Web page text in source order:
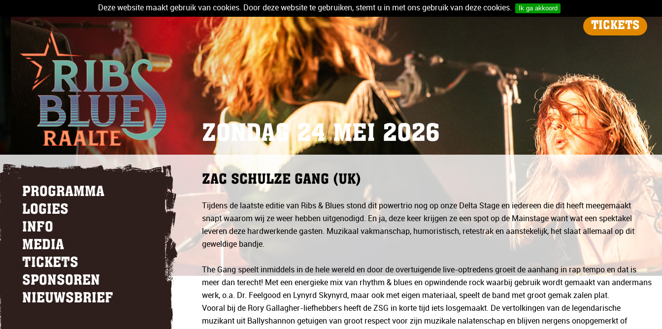
Deze website maakt gebruik van cookies. Door deze website te gebruiken, stemt u in met ons gebruik van deze cookies. Ik ga akkoord
TICKETS
PROGRAMMA
LOGIES
INFO
MEDIA
TICKETS
SPONSOREN
NIEUWSBRIEF
ZONDAG 24 MEI 2026
ZAC SCHULZE GANG (UK)
Tijdens de laatste editie van Ribs & Blues stond dit powertrio nog op onze Delta Stage en iedereen die dit heeft meegemaakt
snapt waarom wij ze weer hebben uitgenodigd. En ja, deze keer krijgen ze een spot op de Mainstage want wat een spektakel
leveren deze hardwerkende gasten. Muzikaal vakmanschap, humoristisch, retestrak en aanstekelijk, het slaat allemaal op dit
geweldige bandje.
The Gang speelt inmiddels in de hele wereld en door de overtuigende live-optredens groeit de aanhang in rap tempo en dat is
meer dan terecht! Met een energieke mix van rhythm & blues en opwindende rock waarbij gebruik wordt gemaakt van andermans
werk, o.a. Dr. Feelgood en Lynyrd Skynyrd, maar ook met eigen materiaal, speelt de band met groot gemak zalen plat.
Vooral bij de Rory Gallagher-liefhebbers heeft de ZSG in korte tijd iets losgemaakt. De vertolkingen van de legendarische
muzikant uit Ballyshannon getuigen van groot respect voor zijn muzikale nalatenschap en blijven nergens onopgemerkt of